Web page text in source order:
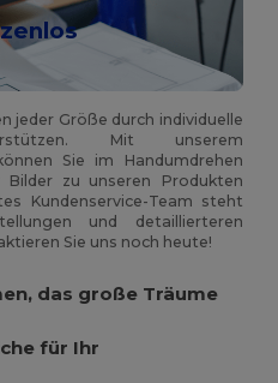
jeder Größe durch individuelle
Mit unserem
Sie im Handumdrehen
Bilder zu unseren Produkten
Kundenservice-Team steht
und detaillierteren
Sie uns noch heute!
das große Träume
für Ihr